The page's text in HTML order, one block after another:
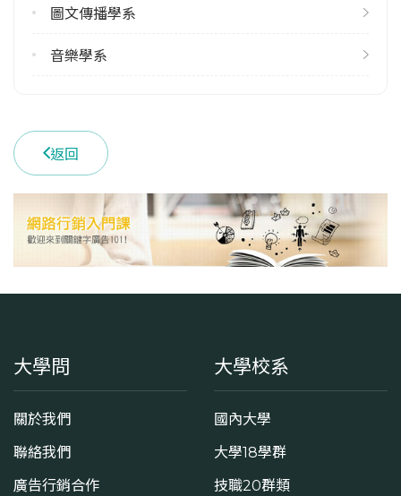
113學年度下學期
02-77346730
學系地址
臺北市文山區汀州路4段88號
圖文傳播學系
音樂學系
返回
大學問
關於我們
聯絡我們
廣告行銷合作
大學校系
國內大學
大學18學群
技職20群類